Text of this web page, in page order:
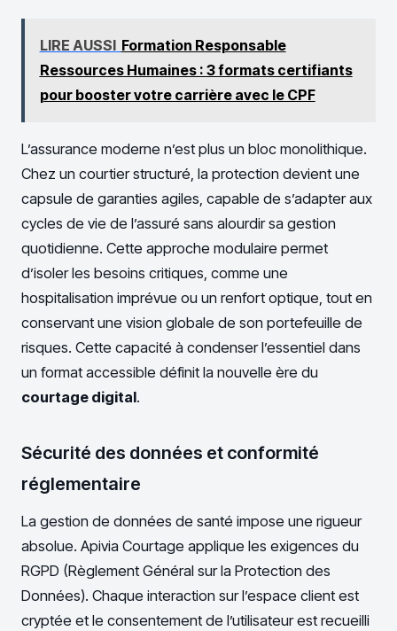
LIRE AUSSI Formation Responsable
Ressources Humaines : 3 formats certifiants
pour booster votre carrière avec le CPF
L’assurance moderne n’est plus un bloc monolithique.
Chez un courtier structuré, la protection devient une
capsule de garanties agiles, capable de s’adapter aux
cycles de vie de l’assuré sans alourdir sa gestion
quotidienne. Cette approche modulaire permet
d’isoler les besoins critiques, comme une
hospitalisation imprévue ou un renfort optique, tout en
conservant une vision globale de son portefeuille de
risques. Cette capacité à condenser l’essentiel dans
un format accessible définit la nouvelle ère du
courtage digital.
Sécurité des données et conformité
réglementaire
La gestion de données de santé impose une rigueur
absolue. Apivia Courtage applique les exigences du
RGPD (Règlement Général sur la Protection des
Données). Chaque interaction sur l’espace client est
cryptée et le consentement de l’utilisateur est recueilli